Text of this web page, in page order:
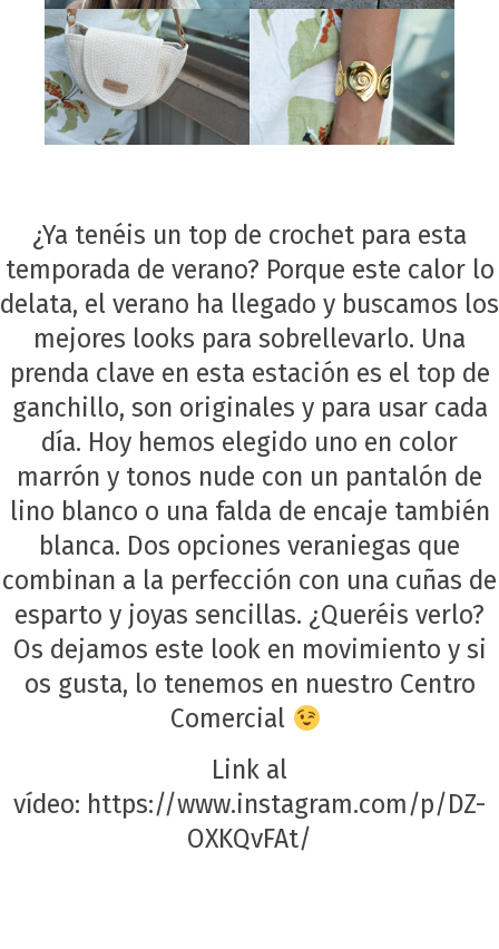
¿Ya tenéis un top de crochet para esta
temporada de verano? Porque este calor lo
delata, el verano ha llegado y buscamos los
mejores looks para sobrellevarlo. Una
prenda clave en esta estación es el top de
ganchillo, son originales y para usar cada
día. Hoy hemos elegido uno en color
marrón y tonos nude con un pantalón de
lino blanco o una falda de encaje también
blanca. Dos opciones veraniegas que
combinan a la perfección con una cuñas de
esparto y joyas sencillas. ¿Queréis verlo?
Os dejamos este look en movimiento y si
os gusta, lo tenemos en nuestro Centro
Comercial
Link al
vídeo: https://www.instagram.com/p/DZ-
OXKQvFAt/